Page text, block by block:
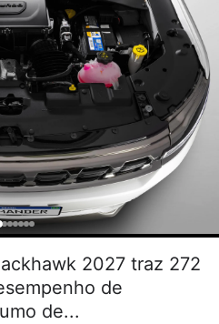
2027 traz 272
de
de...